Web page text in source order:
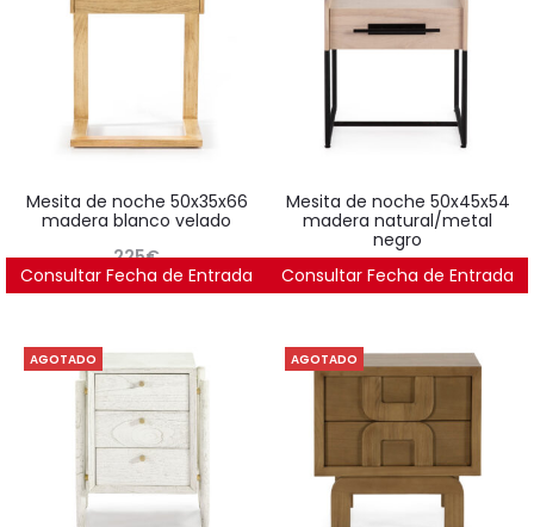
mesita de noche 50x35x66
madera blanco velado
225€
Consultar Fecha de Entrada
mesita de noche 50x45x54
madera natural/metal
negro
474€
Consultar Fecha de Entrada
AGOTADO AGOTADO